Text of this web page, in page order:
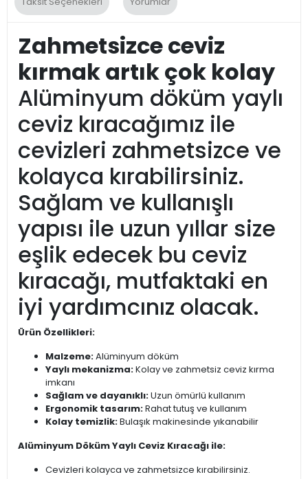
Zahmetsizce ceviz
kırmak artık çok kolay
Alüminyum döküm yaylı
ceviz kıracağımız ile
cevizleri zahmetsizce ve
kolayca kırabilirsiniz.
Sağlam ve kullanışlı
yapısı ile uzun yıllar size
eşlik edecek bu ceviz
kıracağı, mutfaktaki en
iyi yardımcınız olacak.
Ürün Özellikleri:
Malzeme:Alüminyum döküm
Yaylı mekanizma:Kolay ve zahmetsiz ceviz kırma
imkanı
Sağlam ve dayanıklı:Uzun ömürlü kullanım
Ergonomik tasarım:Rahat tutuş ve kullanım
Kolay temizlik:Bulaşık makinesinde yıkanabilir
Alüminyum Döküm Yaylı Ceviz Kıracağı ile:
Cevizleri kolayca ve zahmetsizce kırabilirsiniz.